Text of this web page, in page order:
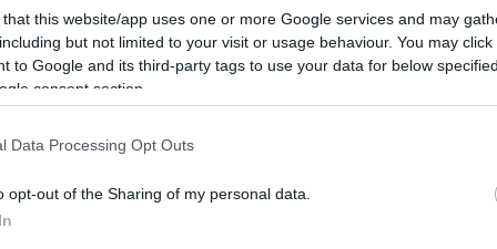
that this website/app uses one or more Google services and may
but not limited to your visit or usage behaviour. You may
to Google and its third-party tags to use your data for below
consent section.
Data Processing Opt Outs
opt-out of the Sharing of my personal data.
applikációk hibáit kihasználva) behatolni a
Így a telefont meghekkelő állam az összes
kameráját és mikrofonját is képes ki-be
válasza a legárulkodóbb a
választ adta a Pegasus-botrány